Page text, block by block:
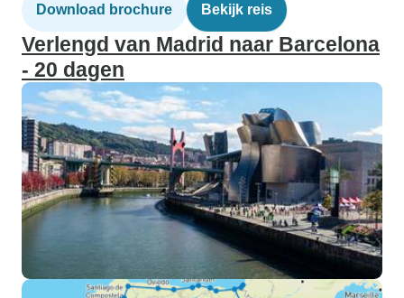
Download brochure Bekijk reis
Verlengd van Madrid naar Barcelona
- 20 dagen